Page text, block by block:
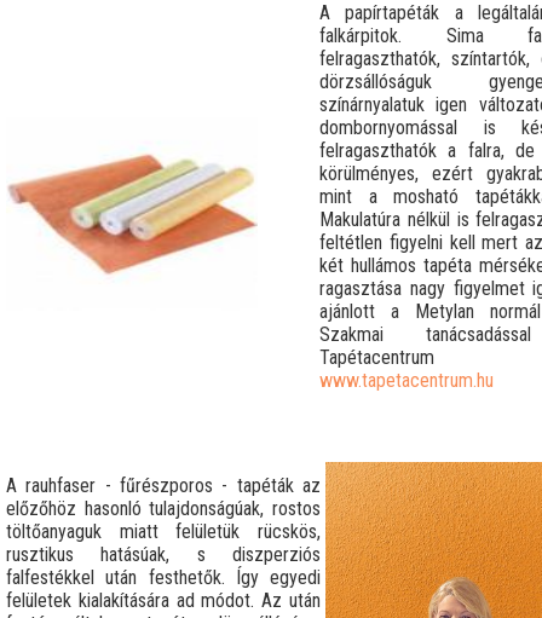
A papírtapéták a
falkárpitok. Sima
felragaszthatók,
dörzsállóságuk
színárnyalatuk igen
dombornyomással is
felragaszthatók a falra,
körülményes, ezért
mint a mosható
Makulatúra nélkül is
feltétlen figyelni kell mert
két hullámos tapéta
ragasztása nagy figyelmet
ajánlott a Metylan
Szakmai
Tapétacentrum
www.tapetacentrum.hu
A rauhfaser - fűrészporos - tapéták az
előzőhöz hasonló tulajdonságúak, rostos
töltőanyaguk miatt felületük rücskös,
rusztikus hatásúak, s diszperziós
falfestékkel után festhetők. Így egyedi
felületek kialakítására ad módot. Az után